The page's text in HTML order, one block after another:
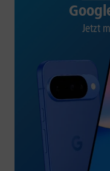
Jetzt